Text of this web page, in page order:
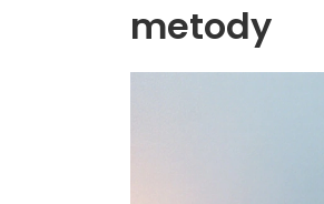
metody